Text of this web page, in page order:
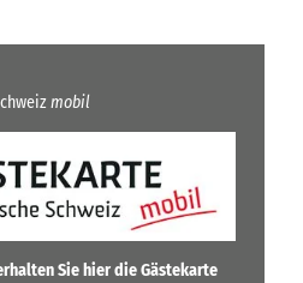
mobil
Sie hier die Gästekarte